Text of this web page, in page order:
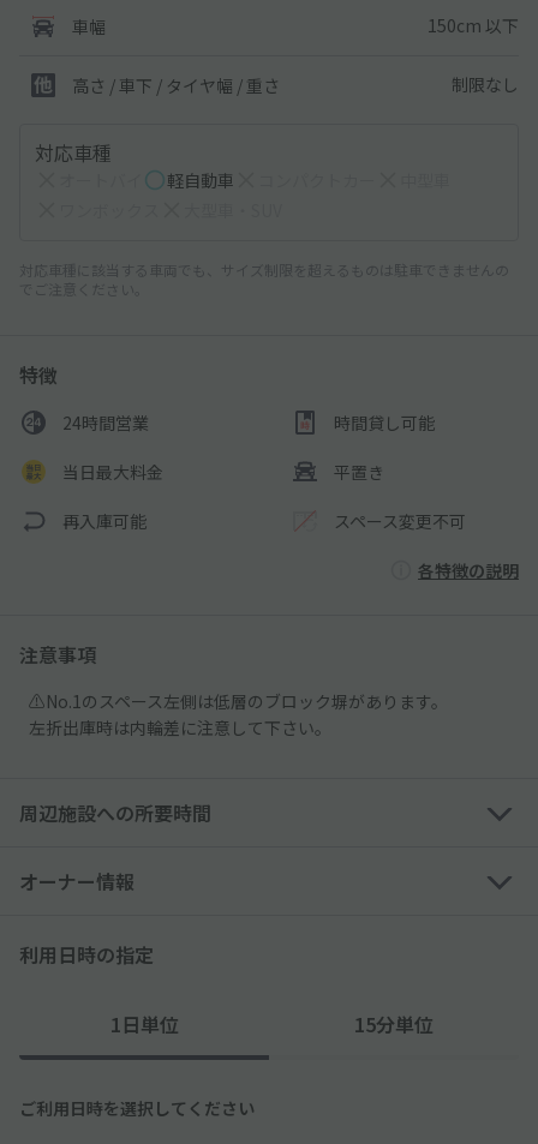
車幅 150cm 以下
高さ / 車下 / タイヤ幅 / 重さ 制限なし
対応車種
軽自動車
対応車種に該当する車両でも、サイズ制限を超えるものは駐車できませんの
でご注意ください。
特徴
24時間営業 時間貸し可能
当日最大料金 平置き
再入庫可能 スペース変更不可
各特徴の説明
注意事項
⚠️No.1のスペース左側は低層のブロック塀があります。
左折出庫時は内輪差に注意して下さい。
周辺施設への所要時間
オーナー情報
利用日時の指定
1日単位 15分単位
ご利用日時を選択してください